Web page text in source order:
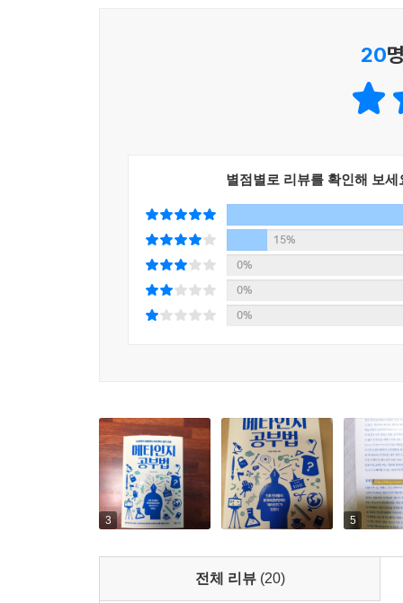
메타인지를 작동하려면 생각을 해야 하고, 생각
질문과 대답과 토론을 통한 공부법으로 유명합
던져야 합니다. ‘왜 성적이 안 나오는 걸까’, ‘나의
‘가장 효율적인 방법은 무엇일까?’, ‘잘 안 되는
과정에서 무수히 많은 물음표를 만나게 됩니다.
비결을 담았습니다.
20
별점별로 리뷰를 확인해 보세
15%
0%
0%
0%
3 5
전체 리뷰 (20)